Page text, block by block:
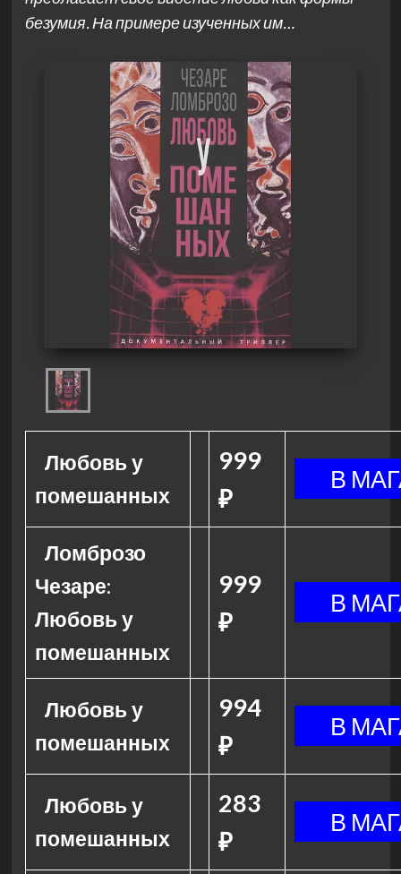
безумия. На примере изученных им…
Любовь у
помешанных
999
₽
Ломброзо
Чезаре:
Любовь у
помешанных
999
₽
Любовь у
помешанных
994
₽
Любовь у
помешанных
283
₽